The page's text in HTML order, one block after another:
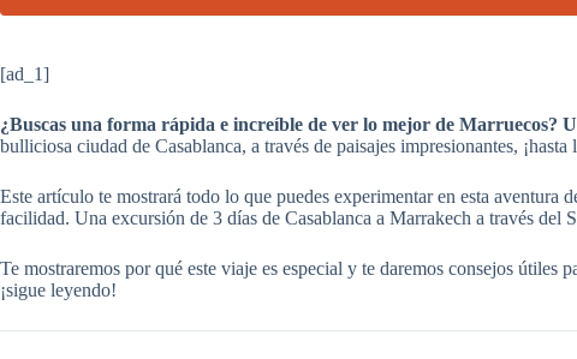
[ad_1]
¿Buscas una forma rápida e increíble de ver lo mejor de Marruecos?
bulliciosa ciudad de Casablanca, a través de paisajes impresionantes,
Este artículo te mostrará todo lo que puedes experimentar en esta
facilidad. Una excursión de 3 días de Casablanca a Marrakech a través
Te mostraremos por qué este viaje es especial y te daremos consejos
¡sigue leyendo!